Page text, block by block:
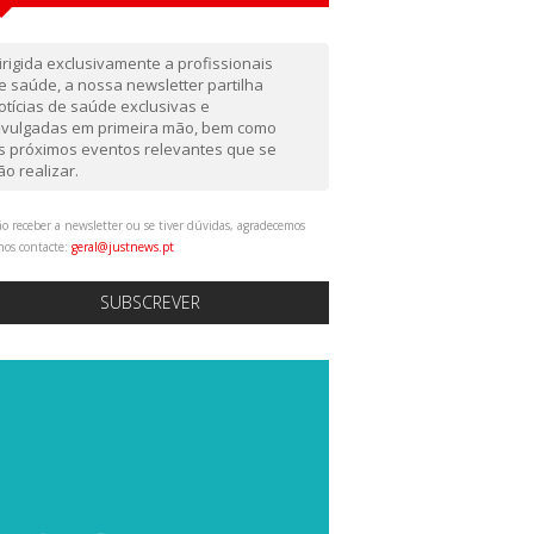
exclusivamente a profissionais
saúde, a nossa newsletter partilha
de saúde exclusivas e
em primeira mão, bem como
próximos eventos relevantes que se
realizar.
receber a newsletter ou se tiver dúvidas, agradecemos
contacte: geral@justnews.pt
SUBSCREVER